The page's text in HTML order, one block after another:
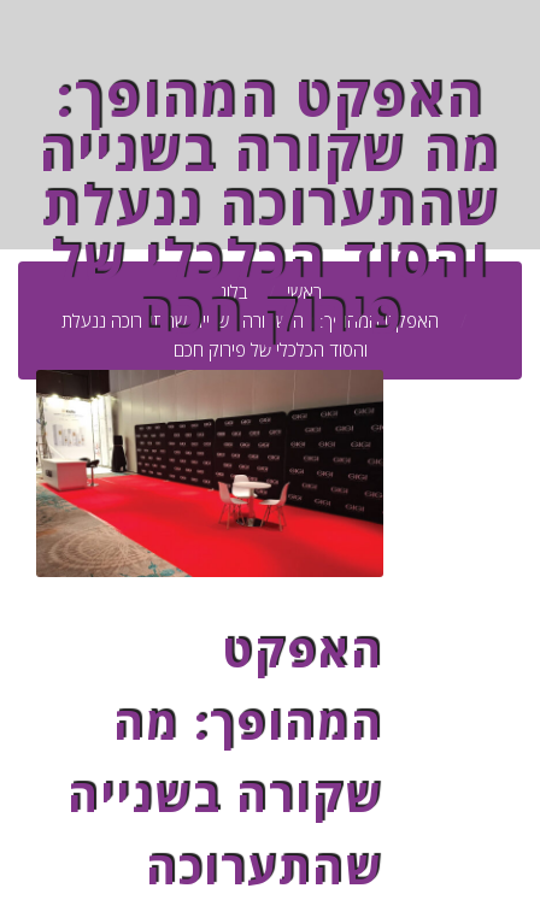
האפקט המהופך:
מה שקורה בשנייה
שהתערוכה ננעלת
והסוד הכלכלי של
פירוק חכם
ראשי
בלוג
האפקט המהופך: מה שקורה בשנייה שהתערוכה ננעלת
והסוד הכלכלי של פירוק חכם
האפקט
המהופך: מה
שקורה בשנייה
שהתערוכה